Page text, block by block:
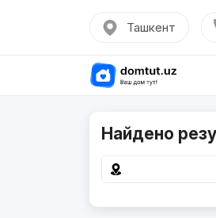
Ташкент
Найдено